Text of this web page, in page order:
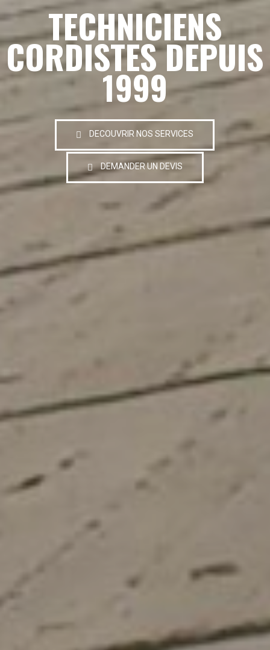
TECHNICIENS
CORDISTES DEPUIS
1999
DECOUVRIR NOS SERVICES
DEMANDER UN DEVIS